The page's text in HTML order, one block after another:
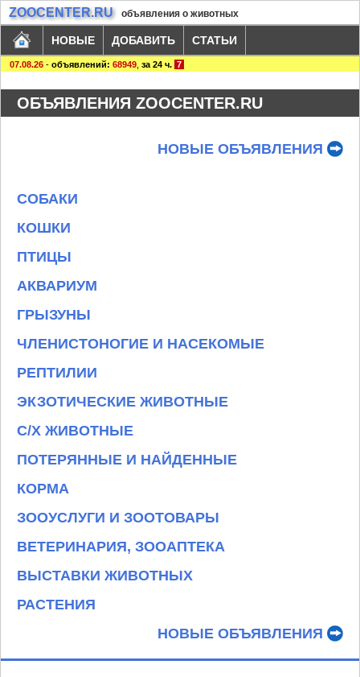
ZOOCENTER.RU объявления о животных
НОВЫЕ ДОБАВИТЬ СТАТЬИ
07.08.26 - объявлений: 68949 за 24 ч. 7
ОБЪЯВЛЕНИЯ ZOOCENTER.RU
НОВЫЕ ОБЪЯВЛЕНИЯ
СОБАКИ
КОШКИ
ПТИЦЫ
АКВАРИУМ
ГРЫЗУНЫ
ЧЛЕНИСТОНОГИЕ И НАСЕКОМЫЕ
РЕПТИЛИИ
ЭКЗОТИЧЕСКИЕ ЖИВОТНЫЕ
С/Х ЖИВОТНЫЕ
ПОТЕРЯННЫЕ И НАЙДЕННЫЕ
КОРМА
ЗООУСЛУГИ И ЗООТОВАРЫ
ВЕТЕРИНАРИЯ, ЗООАПТЕКА
ВЫСТАВКИ ЖИВОТНЫХ
РАСТЕНИЯ
НОВЫЕ ОБЪЯВЛЕНИЯ